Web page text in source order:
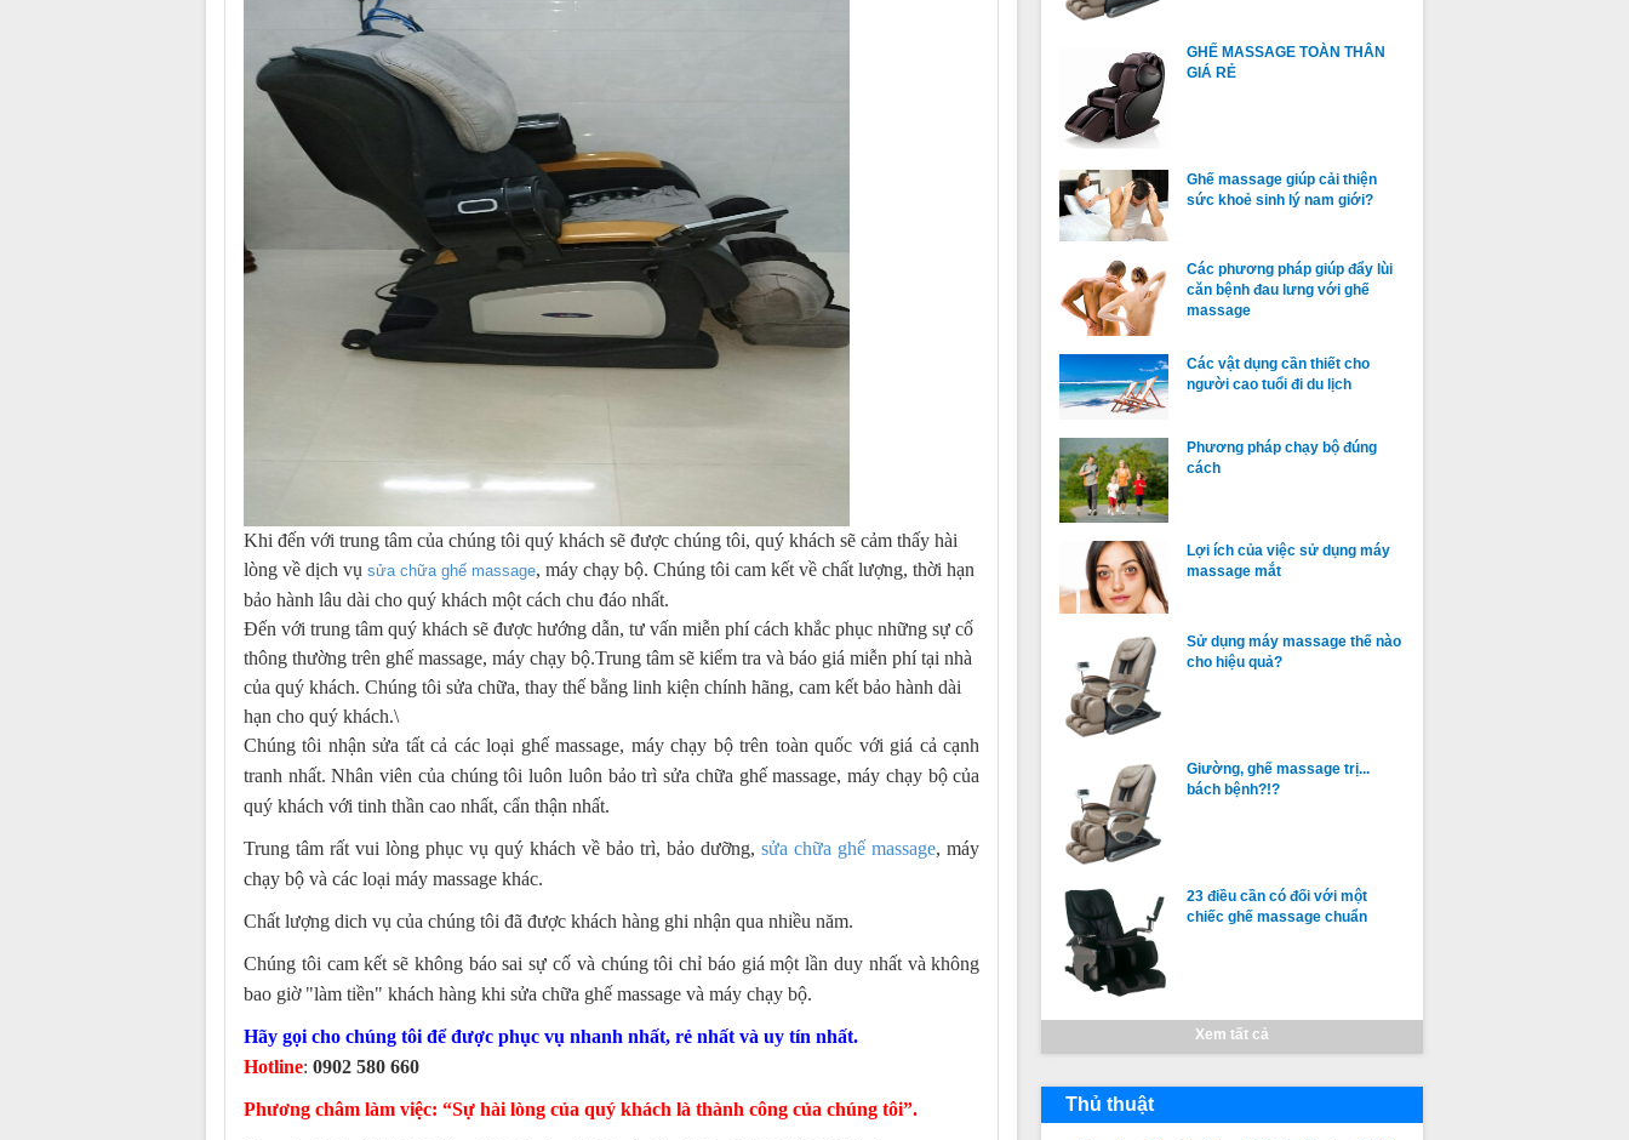
Khi đến với trung tâm của chúng tôi quý khách sẽ được chúng tôi, quý khách sẽ cảm thấy hài
lòng về dịch vụ sửa chữa ghế massage, máy chạy bộ. Chúng tôi cam kết về chất lượng, thời hạn
bảo hành lâu dài cho quý khách một cách chu đáo nhất.
Đến với trung tâm quý khách sẽ được hướng dẫn, tư vấn miễn phí cách khắc phục những sự cố
thông thường trên ghế massage, máy chạy bộ.Trung tâm sẽ kiểm tra và báo giá miễn phí tại nhà
của quý khách. Chúng tôi sửa chữa, thay thế bằng linh kiện chính hãng, cam kết bảo hành dài
hạn cho quý khách.\
Chúng tôi nhận sửa tất cả các loại ghế massage, máy chạy bộ trên toàn quốc với giá cả cạnh
tranh nhất. Nhân viên của chúng tôi luôn luôn bảo trì sửa chữa ghế massage, máy chạy bộ của
quý khách với tinh thần cao nhất, cẩn thận nhất.
Trung tâm rất vui lòng phục vụ quý khách về bảo trì, bảo dưỡng,sửa chữa ghế massage, máy
chạy bộ và các loại máy massage khác.
Chất lượng dich vụ của chúng tôi đã được khách hàng ghi nhận qua nhiều năm.
Chúng tôi cam kết sẽ không báo sai sự cố và chúng tôi chỉ báo giá một lần duy nhất và không
bao giờ "làm tiền" khách hàng khi sửa chữa ghế massage và máy chạy bộ.
Hãy gọi cho chúng tôi để được phục vụ nhanh nhất, rẻ nhất và uy tín nhất.
Hotline: 0902 580 660
Phương châm làm việc: “Sự hài lòng của quý khách là thành công của chúng tôi”.
GHẾ MASSAGE TOÀN THÂN
GIÁ RẺ
Ghế massage giúp cải thiện
sức khoẻ sinh lý nam giới?
Các phương pháp giúp đẩy lùi
căn bệnh đau lưng với ghế
massage
Các vật dụng cần thiết cho
người cao tuổi đi du lịch
Phương pháp chạy bộ đúng
cách
Lợi ích của việc sử dụng máy
massage mắt
Sử dụng máy massage thế nào
cho hiệu quả?
Giường, ghế massage trị...
bách bệnh?!?
23 điều cần có đối với một
chiếc ghế massage chuẩn
Xem tất cả
Thủ thuật